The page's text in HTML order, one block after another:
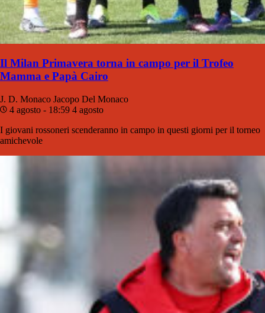
Il Milan Primavera torna in campo per il Trofeo
Mamma e Papà Cairo
J. D. Monaco Jacopo Del Monaco
4 agosto - 18:59 4 agosto
I giovani rossoneri scenderanno in campo in questi giorni per il torneo
amichevole